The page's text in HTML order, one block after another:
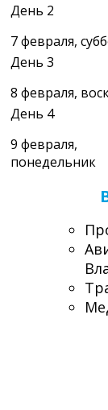
День 2
7 февраля,
День 3
8 февраля,
День 4
9 февраля,
понедельник